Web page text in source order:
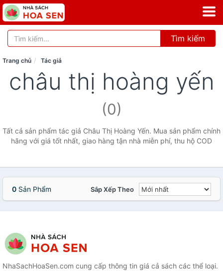
Tìm kiếm
Trang chủ Tác giả
châu thị hoàng yến
(0)
Tất cả sản phẩm tác giả Châu Thị Hoàng Yến. Mua sản phẩm chính
hãng với giá tốt nhất, giao hàng tận nhà miễn phí, thu hộ COD
0 Sản Phẩm Sắp Xếp Theo
NhaSachHoaSen.com cung cấp thông tin giá cả sách các thể loại.